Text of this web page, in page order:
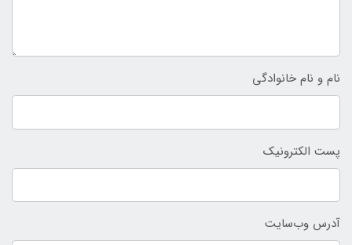
نام و نام خانوادگی
پست الکترونیک
آدرس وب‌سایت